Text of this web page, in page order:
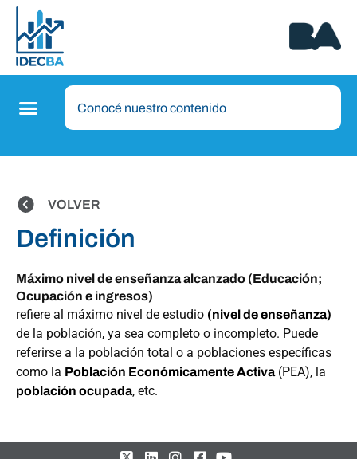
VOLVER
Definición
Máximo nivel de enseñanza alcanzado (Educación;
Ocupación e ingresos)
refiere al máximo nivel de estudio (nivel de enseñanza)
de la población, ya sea completo o incompleto. Puede
referirse a la población total o a poblaciones específicas
como la Población Económicamente Activa(PEA), la
población ocupada, etc.